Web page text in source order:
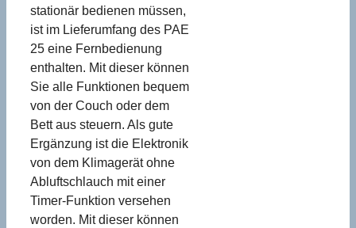
stationär bedienen müssen,
ist im Lieferumfang des PAE
25 eine Fernbedienung
enthalten. Mit dieser können
Sie alle Funktionen bequem
von der Couch oder dem
Bett aus steuern. Als gute
Ergänzung ist die Elektronik
von dem Klimagerät ohne
Abluftschlauch mit einer
Timer-Funktion versehen
worden. Mit dieser können